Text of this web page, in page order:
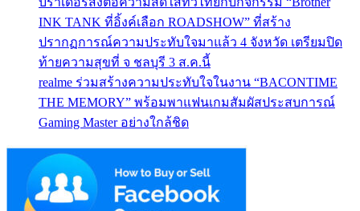
INK TANK ที่อิ้งค์เลือก ROADSHOW” ที่สร้าง
ปรากฏการณ์ความประทับใจมาแล้ว 4 จังหวัด เตรียมปิด
ท้ายความสุขที่ จ ชลบุรี 3 ส.ค.นี้
realme ร่วมสร้างความประทับใจในงาน “BACONTIME
THE MEMORY” พร้อมพาแฟนเกมสัมผัสประสบการณ์
Gaming Master อย่างใกล้ชิด